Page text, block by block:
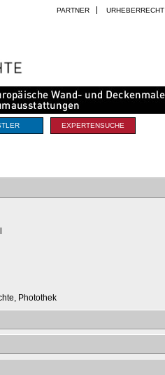
PARTNER URHEBERRECHT
EXPERTENSUCHE
Photothek